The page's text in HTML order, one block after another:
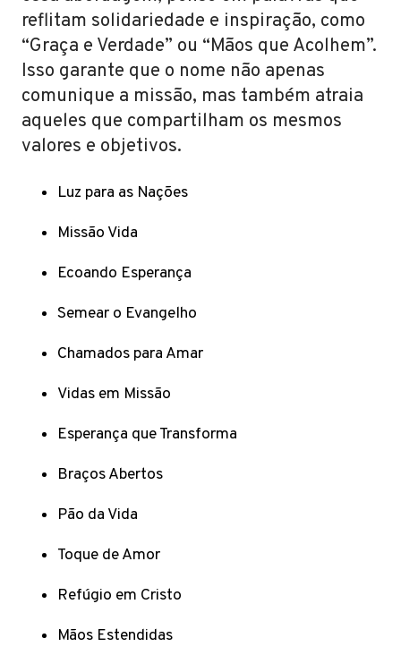
reflitam solidariedade e inspiração, como
“Graça e Verdade” ou “Mãos que Acolhem”.
Isso garante que o nome não apenas
comunique a missão, mas também atraia
aqueles que compartilham os mesmos
valores e objetivos.
Luz para as Nações
Missão Vida
Ecoando Esperança
Semear o Evangelho
Chamados para Amar
Vidas em Missão
Esperança que Transforma
Braços Abertos
Pão da Vida
Toque de Amor
Refúgio em Cristo
Mãos Estendidas